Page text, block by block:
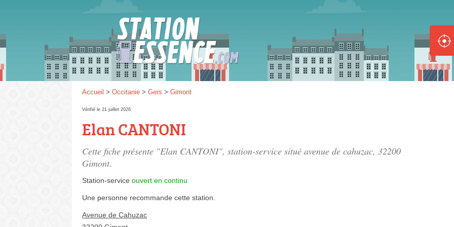
Accueil > Occitanie > Gers > Gimont
Vérifié le 21 juillet 2026
Elan CANTONI
Cette fiche présente "Elan CANTONI", station-service situé avenue de cahuzac, 32200
Gimont.
Station-service ouvert en continu
Une personne recommande cette station.
Avenue de Cahuzac
Gazole :
Disponible Épuisé
SP 98 :
Disponible Épuisé